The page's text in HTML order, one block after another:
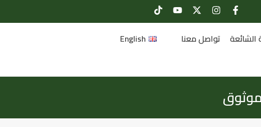
الشائعة تواصل معنا English
موثوق